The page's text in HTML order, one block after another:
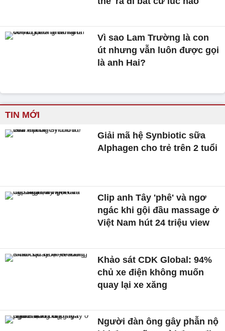
Vì sao Lam Trường là con
út nhưng vẫn luôn được gọi
là anh Hai?
TIN MỚI
Giải mã hệ Synbiotic sữa
Alphagen cho trẻ trên 2 tuổi
Clip anh Tây 'phê' và ngơ
ngác khi gội đầu massage ở
Việt Nam hút 24 triệu view
Khảo sát CDK Global: 94%
chủ xe điện không muốn
quay lại xe xăng
Người đàn ông gây phẫn nộ